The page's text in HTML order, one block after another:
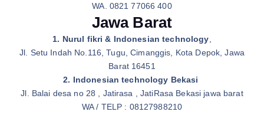
WA. 0821 77066 400
Jawa Barat
1. Nurul fikri & Indonesian technology,
Jl. Setu Indah No.116, Tugu, Cimanggis, Kota Depok, Jawa
Barat 16451
2. Indonesian technology Bekasi
Jl. Balai desa no 28 , Jatirasa , JatiRasa Bekasi jawa barat
WA / TELP : 08127988210